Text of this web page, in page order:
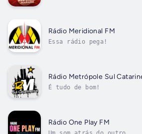
Rádio Meridional FM
Essa rádio pega!
Rádio Metrópole Sul
É tudo de bom!
Rádio One Play FM